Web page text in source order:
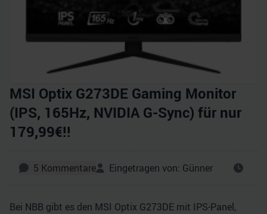
MSI Optix G273DE Gaming Monitor
(IPS, 165Hz, NVIDIA G-Sync) für nur
179,99€!!
5 Kommentare Eingetragen von: Günner
Bei NBB gibt es den MSI Optix G273DE mit IPS-Panel,